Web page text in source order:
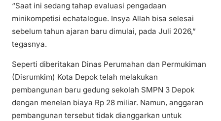
“Saat ini sedang tahap evaluasi pengadaan
minikompetisi echatalogue. Insya Allah bisa selesai
sebelum tahun ajaran baru dimulai, pada Juli 2026,”
tegasnya.
Seperti diberitakan Dinas Perumahan dan Permukiman
(Disrumkim) Kota Depok telah melakukan
pembangunan baru gedung sekolah SMPN 3 Depok
dengan menelan biaya Rp 28 miliar. Namun, anggaran
pembangunan tersebut tidak dianggarkan untuk